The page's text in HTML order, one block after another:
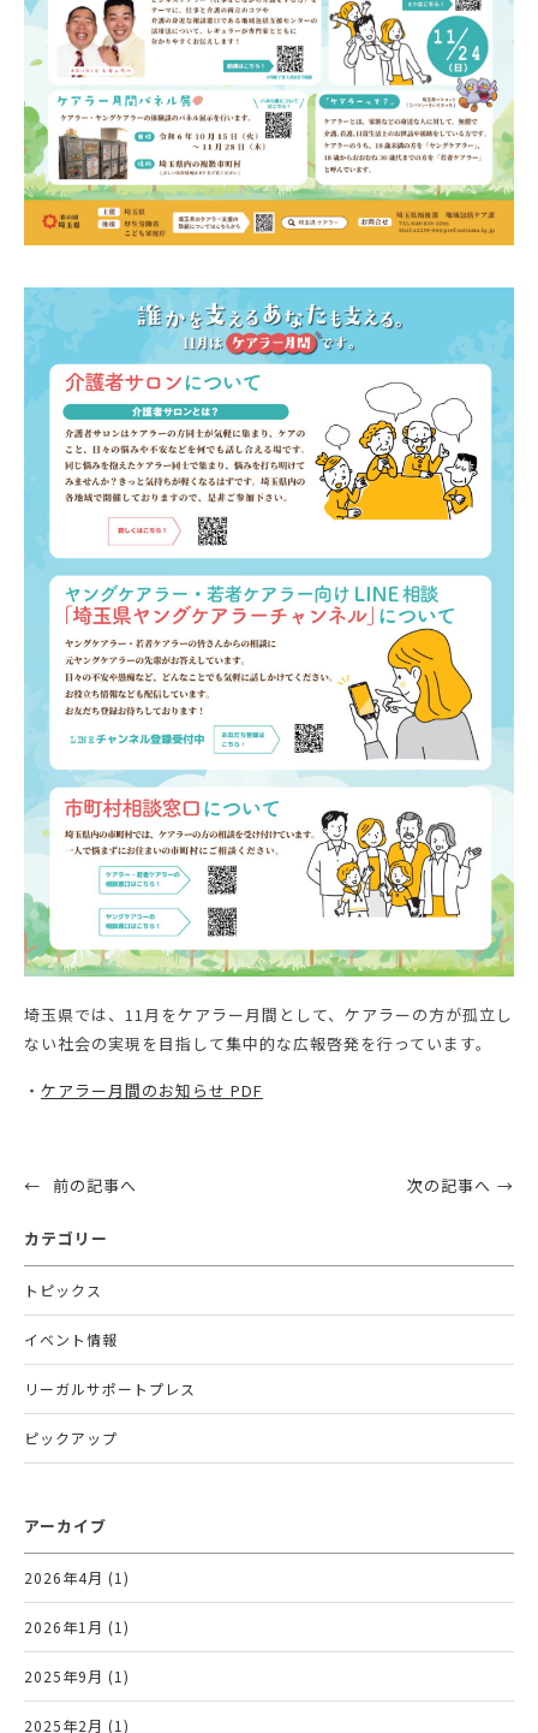
埼玉県では、11月をケアラー月間として、ケアラーの方が孤立し
ない社会の実現を目指して集中的な広報啓発を行っています。
・ ケアラー月間のお知らせ PDF
前の記事へ 次の記事へ
カテゴリー
トピックス
イベント情報
リーガルサポートプレス
ピックアップ
アーカイブ
2026年4月 (1)
2026年1月 (1)
2025年9月 (1)
2025年2月 (1)